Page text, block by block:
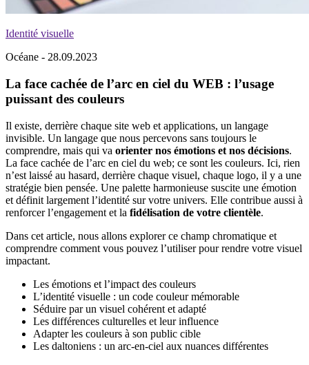
Identité visuelle
Océane - 28.09.2023
La face cachée de l’arc en ciel du WEB : l’usage
puissant des couleurs
Il existe, derrière chaque site web et applications, un langage
invisible. Un langage que nous percevons sans toujours le
comprendre, mais qui va orienter nos émotions et nos décisions.
La face cachée de l’arc en ciel du web; ce sont les couleurs. Ici, rien
n’est laissé au hasard, derrière chaque visuel, chaque logo, il y a une
stratégie bien pensée. Une palette harmonieuse suscite une émotion
et définit largement l’identité sur votre univers. Elle contribue aussi à
renforcer l’engagement et la fidélisation de votre clientèle.
Dans cet article, nous allons explorer ce champ chromatique et
comprendre comment vous pouvez l’utiliser pour rendre votre visuel
impactant.
Les émotions et l’impact des couleurs
L’identité visuelle : un code couleur mémorable
Séduire par un visuel cohérent et adapté
Les différences culturelles et leur influence
Adapter les couleurs à son public cible
Les daltoniens : un arc-en-ciel aux nuances différentes